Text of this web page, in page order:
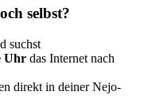
selbst?
suchst
Uhr das Internet nach
direkt in deiner Nejo-